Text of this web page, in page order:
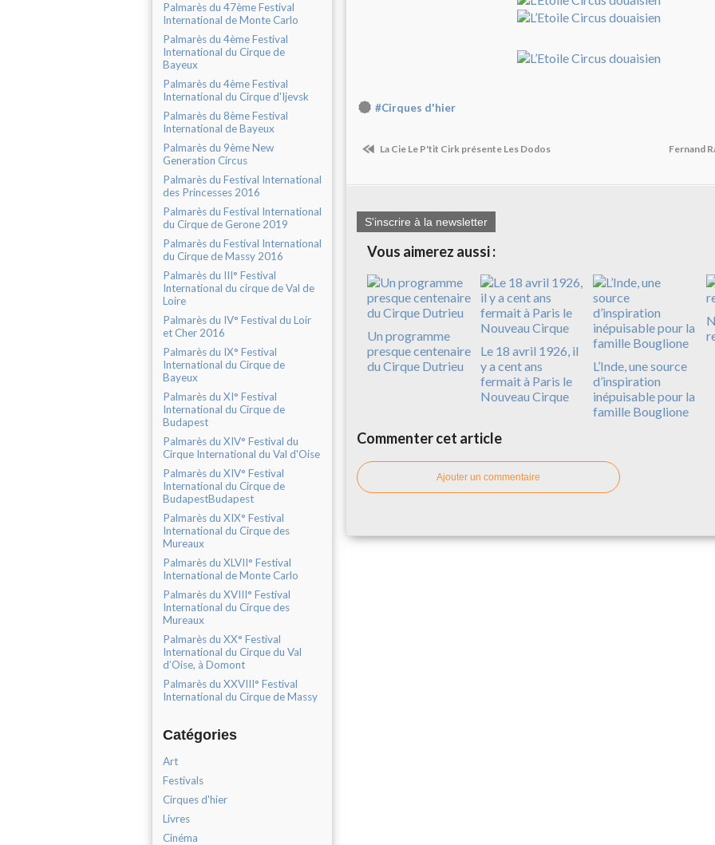
Palmarès du 47ème Festival
International de Monte Carlo
Palmarès du 4ème Festival
International du Cirque de
Bayeux
Palmarès du 4ème Festival
International du Cirque d'Ijevsk
Palmarès du 8ème Festival
International de Bayeux
Palmarès du 9ème New
Generation Circus
Palmarès du Festival International
des Princesses 2016
Palmarès du Festival International
du Cirque de Gerone 2019
Palmarès du Festival International
du Cirque de Massy 2016
Palmarès du III° Festival
International du cirque de Val de
Loire
Palmarès du IV° Festival du Loir
et Cher 2016
Palmarès du IX° Festival
International du Cirque de
Bayeux
Palmarès du XI° Festival
International du Cirque de
Budapest
Palmarès du XIV° Festival du
Cirque International du Val d'Oise
Palmarès du XIV° Festival
International du Cirque de
BudapestBudapest
Palmarès du XIX° Festival
International du Cirque des
Mureaux
Palmarès du XLVII° Festival
International de Monte Carlo
Palmarès du XVIII° Festival
International du Cirque des
Mureaux
Palmarès du XX° Festival
International du Cirque du Val
d’Oise, à Domont
Palmarès du XXVIII° Festival
International du Cirque de Massy
Catégories
Art
Festivals
Cirques d'hier
Livres
Cinéma
#Cirques d'hier
La Cie Le P'tit Cirk présente Les Dodos Fernand
S'inscrire à la newsletter
Vous aimerez aussi :
Un programme
presque centenaire
du Cirque Dutrieu
Le 18 avril 1926, il
y a cent ans
fermait à Paris le
Nouveau Cirque
L’Inde, une source
d’inspiration
inépuisable pour la
famille Bouglione
Commenter cet article
Ajouter un commentaire